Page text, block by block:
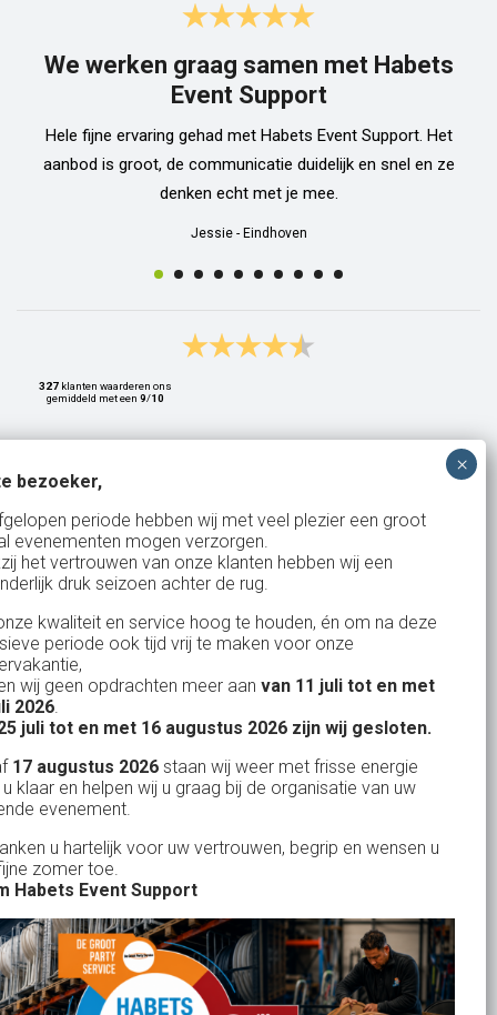
We werken graag samen met Habets
Event Support
Hele fijne ervaring gehad met Habets Event Support. Het
aanbod is groot, de communicatie duidelijk en snel en ze
denken echt met je mee.
Jessie - Eindhoven
327 klanten waarderen ons
gemiddeld met een 9/10
Bank: NL15ABNA0561810710
KvK: 17167131
BTW: NL.1678.53.296.B01
Uw partner in:
Evenementen verhuur
Feestverhuur
Licht- en Geluidverhuur
Horeca verhuur
Partyverhuur
Je vindt ons op
bezoeker,
periode hebben wij met veel plezier een groot
evenementen mogen verzorgen.
het vertrouwen van onze klanten hebben wij een
druk seizoen achter de rug.
kwaliteit en service hoog te houden, én om na deze
periode ook tijd vrij te maken voor onze
wij geen opdrachten meer aan van 11 juli tot en met
2026.
juli tot en met 16 augustus 2026 zijn wij gesloten.
17 augustus 2026 staan wij weer met frisse energie
klaar en helpen wij u graag bij de organisatie van uw
evenement.
u hartelijk voor uw vertrouwen, begrip en wensen u
zomer toe.
Habets Event Support